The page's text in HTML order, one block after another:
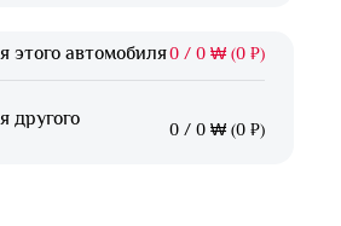
этого автомобиля0 / 0 ₩ (0 ₽)
другого
0 / 0 ₩ (0 ₽)